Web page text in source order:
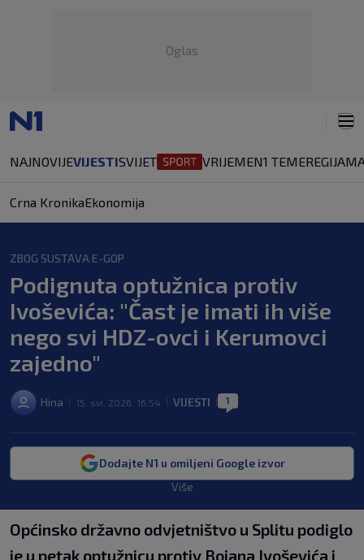
Oglas
NAJNOVIJEVIJESTISVIJET VRIJEMEN1 TEMEREGIJA
Crna KronikaEkonomija
ZBOG SUSTAVA E-GOP
Podignuta optužnica protiv
Ivoševića: "Čast je imati ih više
nego svi HDZ-ovci i Kerumovci
zajedno"
Hina 15. svi. 2026. 16:54 VIJESTI 1
Dodajte N1 u omiljeni Google izvor
Više
Općinsko državno odvjetništvo u Splitu podiglo
je u petak optužnicu protiv Bojana Ivoševića i